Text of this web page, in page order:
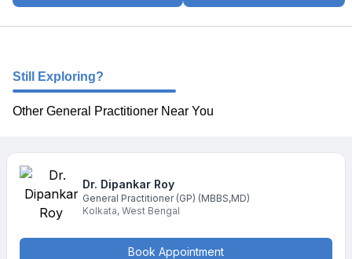
Still Exploring?
Other General Practitioner Near You
Dr. Dipankar Roy
General Practitioner (GP) (MBBS,MD)
Kolkata, West Bengal
Book Appointment